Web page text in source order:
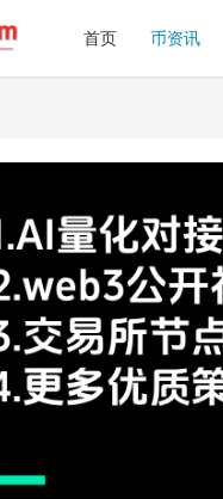
首页 币资讯